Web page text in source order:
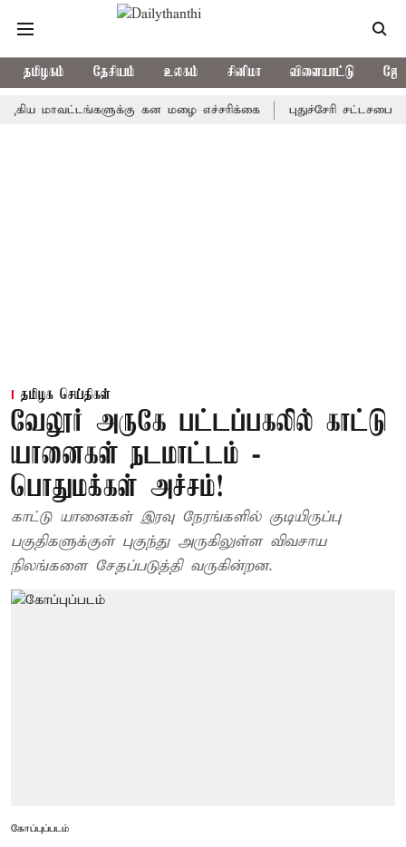
தமிழகம் தேசியம் உலகம் சினிமா விளையாட்டு
கன மழை எச்சரிக்கை புதுச்சேரி சட்டசபையில்
தமிழக செய்திகள்
வேலூர் அருகே பட்டப்பகலில் காட்டு
யானைகள் நடமாட்டம் -
பொதுமக்கள் அச்சம்!
காட்டு யானைகள் இரவு நேரங்களில் குடியிருப்பு
பகுதிகளுக்குள் புகுந்து அருகிலுள்ள விவசாய
நிலங்களை சேதப்படுத்தி வருகின்றன.
கோப்புப்படம்